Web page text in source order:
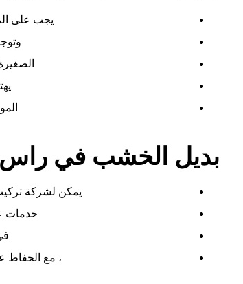
يجب على
بديل الخشب في راس
يمكن لشركة
خدمات
، مع الحفاظ